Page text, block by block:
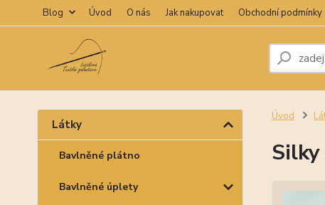
Blog Úvod O nás Jak nakupovat Obchodní podmínky
Látky
Bavlněné plátno
Bavlněné úplety
Úvod